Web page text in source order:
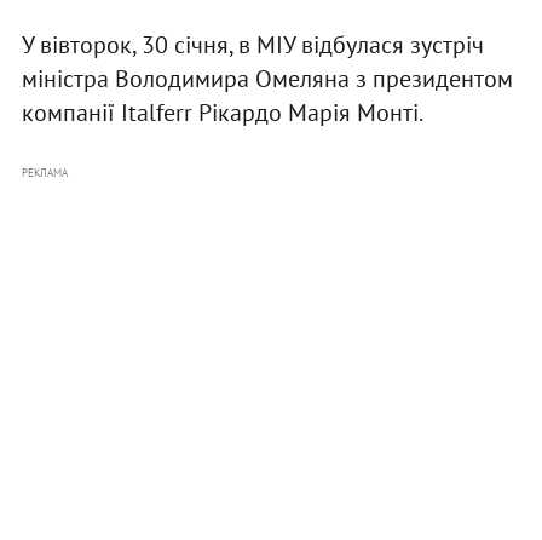
У вівторок, 30 січня, в МІУ відбулася зустріч
міністра Володимира Омеляна з президентом
компанії Italferr Рікардо Марія Монті.
РЕКЛАМА